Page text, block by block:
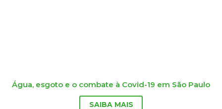
Água, esgoto e o combate à Covid-19 em São Paulo
SAIBA MAIS